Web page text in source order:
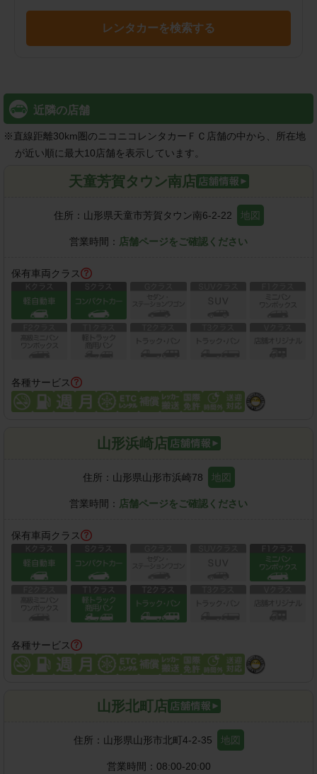
レンタカーを検索する
近隣の店舗
※直線距離30km圏のニコニコレンタカーＦＣ店舗の中から、所在地
が近い順に最大10店舗を表示しています。
天童芳賀タウン南店
住所： 山形県天童市芳賀タウン南6-2-22 地図
営業時間： 店舗ページをご確認ください
保有車両クラス
各種サービス
山形浜崎店
住所： 山形県山形市浜崎78 地図
営業時間： 店舗ページをご確認ください
保有車両クラス
各種サービス
山形北町店
住所： 山形県山形市北町4-2-35 地図
営業時間： 08:00-20:00